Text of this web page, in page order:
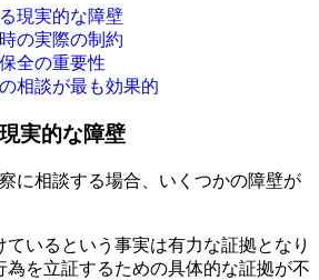
現実的な障壁
の実際の制約
全の重要性
相談が最も効果的
実的な障壁
に相談する場合、いくつかの障壁が
いるという事実は有力な証拠となり
為を立証するための具体的な証拠が不